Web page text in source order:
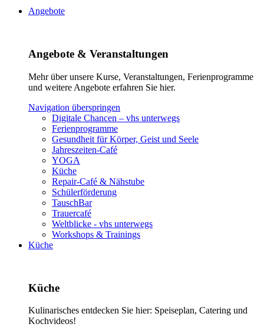
Angebote
Angebote & Veranstaltungen
Mehr über unsere Kurse, Veranstaltungen, Ferienprogramme
und weitere Angebote erfahren Sie hier.
Navigation überspringen
Digitale Chancen – vhs unterwegs
Ferienprogramme
Gesundheit für Körper, Geist und Seele
Jahreszeiten-Café
YOGA
Küche
Repair-Café & Nähstube
Schülerförderung
TauschBar
Trauercafé
Weltblicke - vhs unterwegs
Workshops & Trainings
Küche
Küche
Kulinarisches entdecken Sie hier: Speiseplan, Catering und
Kochvideos!